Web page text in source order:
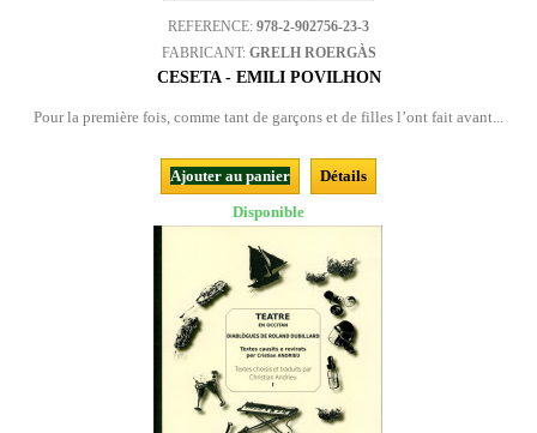
REFERENCE: 978-2-902756-23-3
FABRICANT: GRELH ROERGÀS
CESETA - EMILI POVILHON
Pour la première fois, comme tant de garçons et de filles l’ont fait avant...
Ajouter au panier
Détails
Disponible